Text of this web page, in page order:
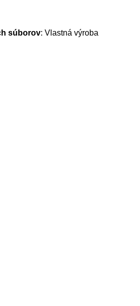
súborov: Vlastná výroba